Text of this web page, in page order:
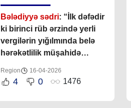
Bələdiyyə sədri: “İlk dəfədir
ki birinci rüb ərzində yerli
vergilərin yığılmında belə
hərəkətlilik müşahidə
Region 16-04-2026
4 0 1476